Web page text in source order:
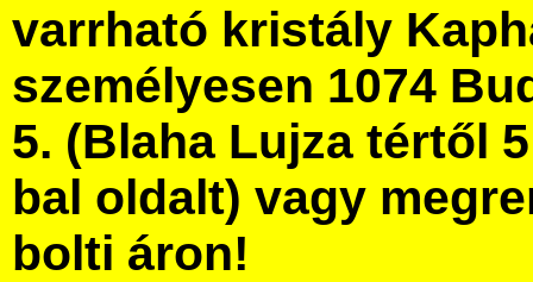
varrható kristály
személyesen 1074
5. (Blaha Lujza tértől
bal oldalt) vagy
bolti áron!